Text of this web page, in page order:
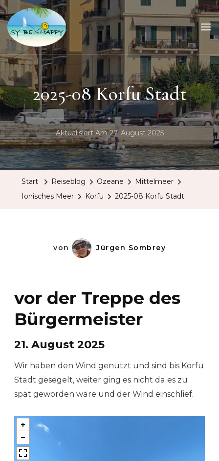
Sailing Be Happy
ein Traum wird wahr
2025-08 Korfu Stadt
Aktualisiert Am27. August 2025
Start Reiseblog Ozeane
Mittelmeer
Ionisches Meer
Korfu 2025-08 Korfu Stadt
von Jürgen Sombrey
vor der Treppe des
Bürgermeister
21. August 2025
Wir haben den Wind genutzt und sind bis Korfu
Stadt gesegelt, weiter ging es nicht da es zu
spät geworden wäre und der Wind einschlief.